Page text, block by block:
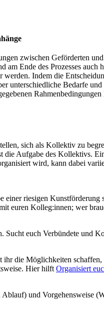
zwischen Geförderten
Ende des Prozesses
Indem die
unterschiedliche Bedarfe
sich als Kollektiv zu
Aufgabe des Kollektivs.
wird, kann dabei
einer riesigen
euren Kolleg:innen; wer
euch Verbündete und
die Möglichkeiten
Hier hilft Organisiert
und Vorgehensweise